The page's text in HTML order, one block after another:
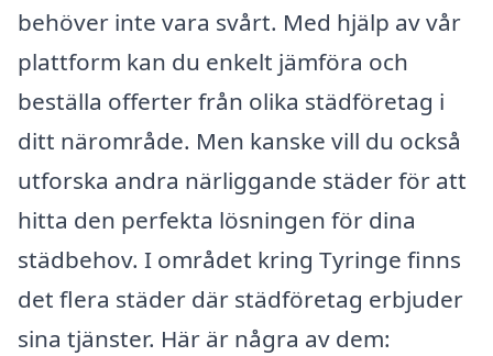
behöver inte vara svårt. Med hjälp av vår
plattform kan du enkelt jämföra och
beställa offerter från olika städföretag i
ditt närområde. Men kanske vill du också
utforska andra närliggande städer för att
hitta den perfekta lösningen för dina
städbehov. I området kring Tyringe finns
det flera städer där städföretag erbjuder
sina tjänster. Här är några av dem: